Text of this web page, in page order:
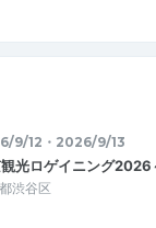
9/12・2026/9/13
光ロゲイニング
渋谷区